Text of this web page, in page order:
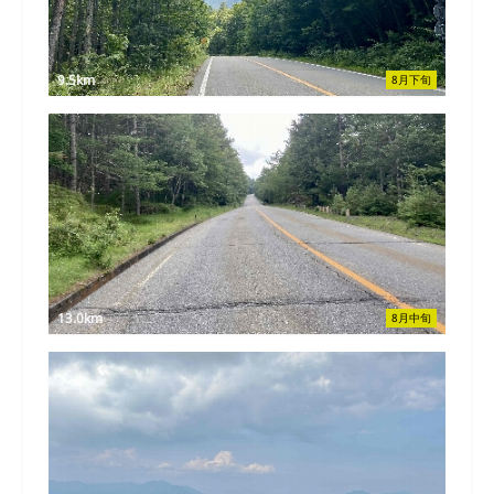
8月下旬
9.5km
8月中旬
13.0km